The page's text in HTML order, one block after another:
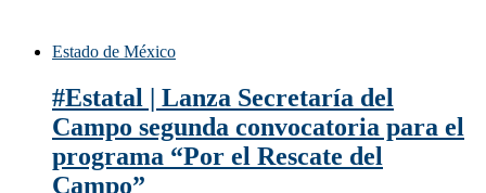
Estado de México
#Estatal | Lanza Secretaría del
Campo segunda convocatoria para el
programa “Por el Rescate del
Campo”